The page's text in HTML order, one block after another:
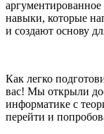
навыки, которые
и создают основу
Как легко
вас! Мы открыли
информатике с
перейти и